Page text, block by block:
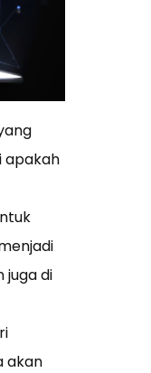
apakah
juga di
akan